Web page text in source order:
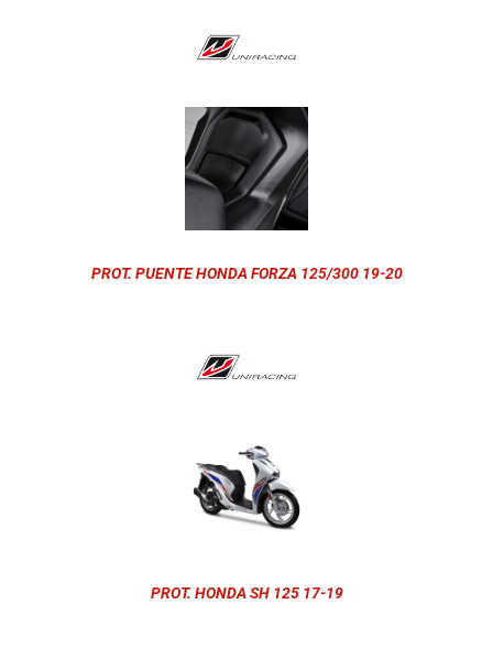
PROT. PUENTE HONDA FORZA 125/300 19-20
PROT. HONDA SH 125 17-19